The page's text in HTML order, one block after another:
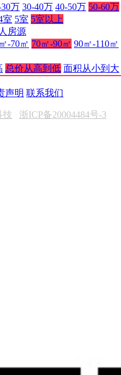
30万 30-40万 40-50万 50-60万
室 5室 5室以上
房源
-70㎡ 70㎡-90㎡ 90㎡-110㎡
总价从高到低 面积从小到大
声明 联系我们
技 浙ICP备20004484号-3